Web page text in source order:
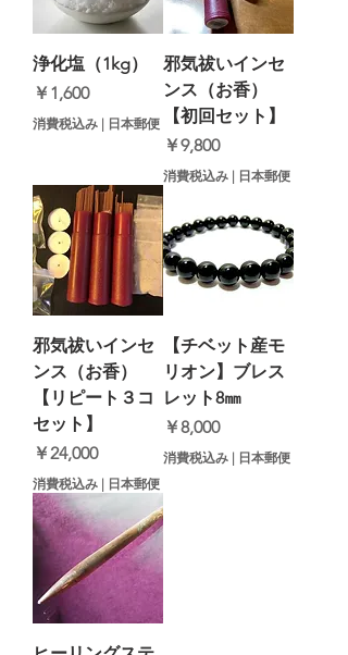
浄化塩（1kg）
価格
￥1,600
消費税込み | 日本郵便
邪気祓いインセ
ンス（お香）
【初回セット】
価格
￥9,800
消費税込み | 日本郵便
邪気祓いインセ
ンス（お香）
【リピート３コ
セット】
価格
￥24,000
消費税込み | 日本郵便
【チベット産モ
リオン】ブレス
レット8㎜
価格
￥8,000
消費税込み | 日本郵便